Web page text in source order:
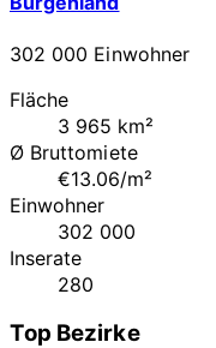
302 000 Einwohner
Fläche
3 965 km²
Ø Bruttomiete
€13.06/m²
Einwohner
302 000
Inserate
280
Top Bezirke